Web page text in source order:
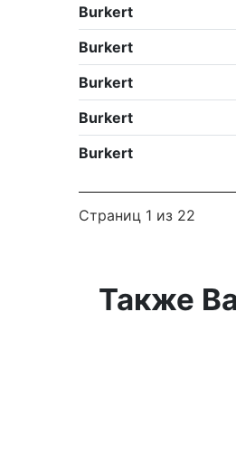
Burkert
Burkert
Burkert
Burkert
Burkert
Страниц 1 из 22
Также